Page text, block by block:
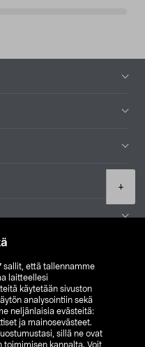
sallit, että tallennamme
laitteellesi
käytetään sivuston
analysointiin sekä
neljänlaisia evästeitä:
ja mainosevästeet.
sillä ne ovat
toimimisen kannalta. Voit
+
FI